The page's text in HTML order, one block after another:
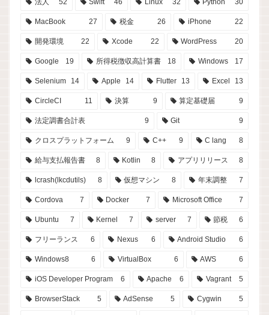
法人 52 Swift 46 Linux 32 Python 30
MacBook 27 税金 26 iPhone 22
開発環境 22 Xcode 22 WordPress 20
Google 19 所得税徴収高計算書 18 Windows 17
Selenium 14 Apple 14 Flutter 13 Excel 13
CircleCI 11 決算 9 算定基礎届 9
法定調書合計表 9 Git 9
クロスプラットフォーム 9 C++ 9 C lang 8
給与支払報告書 8 Kotlin 8 アプリリリース 8
lcrash(lkcdutils) 8 仮想マシン 8 年末調整 7
Cordova 7 Docker 7 Microsoft Office 7
Ubuntu 7 Kernel 7 server 7 節税 6
フリーランス 6 Nexus 6 Android Studio 6
Windows8 6 VirtualBox 6 AWS 6
iOS Developer Program 6 Apache 6 Vagrant 5
BrowserStack 5 AdSense 5 Cygwin 5